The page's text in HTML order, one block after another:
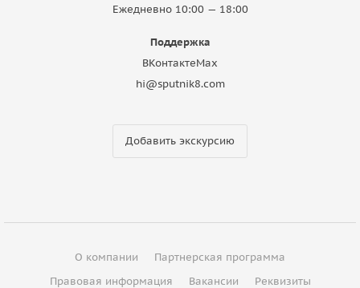
Ежедневно 10:00 — 18:00
Поддержка
ВКонтактеMax
hi@sputnik8.com
Добавить экскурсию
О компании
Партнерская программа
Правовая информация
Вакансии Реквизиты